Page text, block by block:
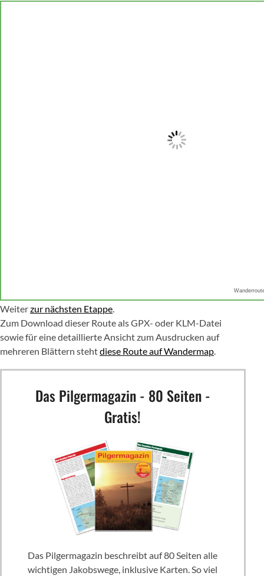
Weiterzur nächsten Etappe.
Zum Download dieser Route als GPX- oder KLM-Datei
sowie für eine detaillierte Ansicht zum Ausdrucken auf
mehreren Blättern stehtdiese Route auf Wandermap.
Das Pilgermagazin - 80 Seiten -
Gratis!
Das Pilgermagazin beschreibt auf 80 Seiten alle
wichtigen Jakobswege, inklusive Karten. So viel